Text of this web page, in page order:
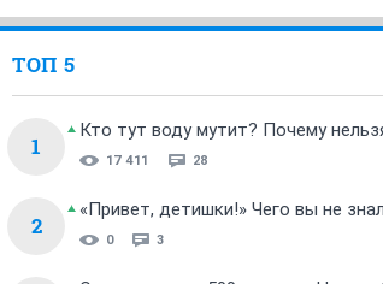
ТОП 5
1
Кто тут воду мутит? Почему
17 411 28
2
«Привет, детишки!» Чего вы не
0 3